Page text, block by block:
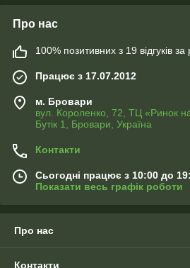
Про нас
100% позитивних з 19 відгуків за
Працює з 17.07.2012
м. Бровари
вул. Короленко, 72, ТЦ «Ринок на
Бутік 1, Бровари, Україна
Контакти
Сьогодні працює з 10:00 до
Показати весь графік роботи
Про нас
Контакти